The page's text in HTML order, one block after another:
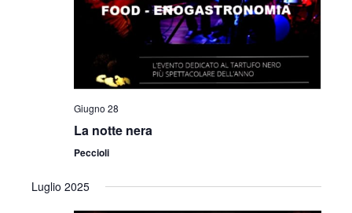
Giugno 28
La notte nera
Peccioli
Luglio 2025